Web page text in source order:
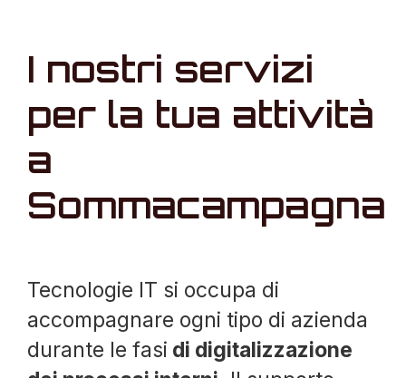
I nostri servizi
per la tua attività
a
Sommacampagna
Tecnologie IT si occupa di
accompagnare ogni tipo di azienda
durante le fasi di digitalizzazione